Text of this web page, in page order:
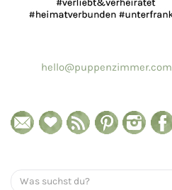
hello@puppenzimmer.com
Search